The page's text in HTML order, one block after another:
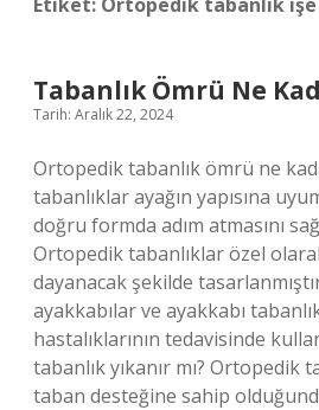
Tabanlık Ömrü Ne
Tarih: Aralık 22, 2024
Ortopedik tabanlık ömrü ne
tabanlıklar ayağın yapısına
doğru formda adım atmasını
Ortopedik tabanlıklar özel
dayanacak şekilde
ayakkabılar ve ayakkabı
hastalıklarının tedavisinde
tabanlık yıkanır mı? Ortopedik
taban desteğine sahip